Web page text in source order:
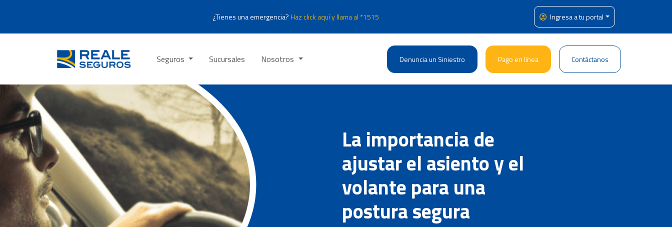
¿Tienes una emergencia? Haz click aquí y llama al *1515 Ingresa a tu portal
Seguros Sucursales Nosotros Denuncia un Siniestro Pago en línea Contáctanos
La importancia de
ajustar el asiento y el
volante para una
postura segura